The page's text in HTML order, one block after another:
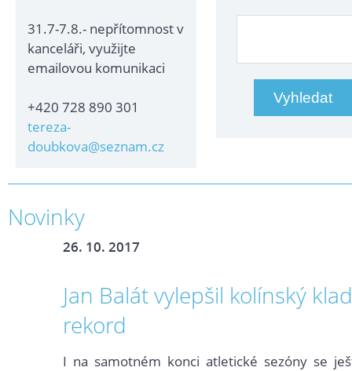
31.7-7.8.- nepřítomnost v
kanceláři, využijte
emailovou komunikaci
+420 728 890 301
tereza-
doubkova@seznam.cz
Novinky
26. 10. 2017
Jan Balát vylepšil kolínský
rekord
I na samotném konci atletické sezóny se